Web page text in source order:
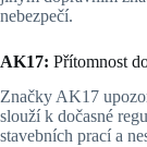
nebezpečí.
AK17: Přítomnost
Značky AK17
slouží k dočasné
stavebních prací a